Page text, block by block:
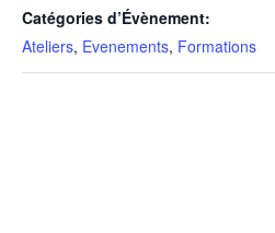
Catégories d’Évènement:
Ateliers, Evenements, Formations